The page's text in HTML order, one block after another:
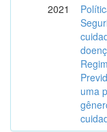
2021
uma